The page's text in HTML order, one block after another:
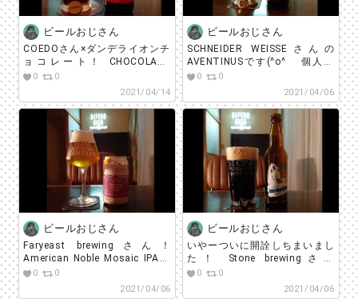
ビールおじさん
COEDOさん×ダンデライオンチ
ョコレート！ CHOCOLATE
DUNKEL！ #beerstagram
#sakestagram #beer
#craftbeer #beerlover #ビール
#コエドビール #ダンデライオン
チョコレート #クラフトビール
#ビアスタグラム #飲酒タグラム
#宅飲み #家飲み #ビール好きな
人と繋がりたい #ビールで明日
0
0
2021/04/14
ビールおじさん
SCHNEIDER WEISSEさんの
AVENTINUSです(^o^ゞ 個人的
にドイツ感出したくて、でかめ
の500mlで飲んでみました！ 旨
い！シュナイダーさん本当に好
き！！ #beerstagram
#sakestagram #beer
#craftbeer #beerlover #ビール
#シュナイダーヴァイセ #クラフ
トビール #ビアスタグラム #飲
酒タグラム #宅飲み #家飲み #
ビール好きな人と繋がりたい #
ビールで明日を幸せに #ビール
うまい
0
0
2021/04/06
ビールおじさん
Faryeast brewingさん！
American Noble Mosaic IPA！
またまた旨い！ ジューシーでガ
ツンとした苦味があり飲みごた
え抜群です(>_<) #beerstagram
0
0
2021/04/06
ビールおじさん
いやーついに開詮しちまいまし
た！ Stone brewingさん
Subliminely SELF-
RIGHTEOUS BLACK IPA！ (↑
名前長い笑) ホッピーかつ黒ビ
0
0
2021/04/06